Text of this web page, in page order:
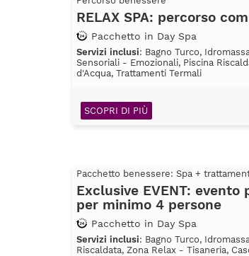
RELAX SPA: percorso
Pacchetto in Day Spa
Servizi inclusi: Bagno Turco,
Sensoriali - Emozionali, Piscina
d'Acqua, Trattamenti Termali
SCOPRI DI PIÙ
Pacchetto benessere: Spa +
Exclusive EVENT:
per minimo 4 persone
Pacchetto in Day Spa
Servizi inclusi: Bagno Turco,
Riscaldata, Zona Relax - Tisaneria,